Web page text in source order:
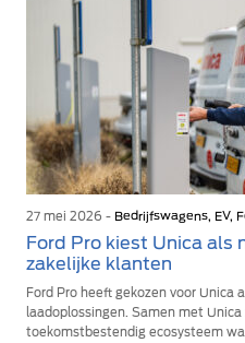
27 mei 2026 - Bedrijfswagens, EV,
Ford Pro kiest Unica als
zakelijke klanten
Ford Pro heeft gekozen voor Unica
laadoplossingen. Samen met
toekomstbestendig ecosysteem